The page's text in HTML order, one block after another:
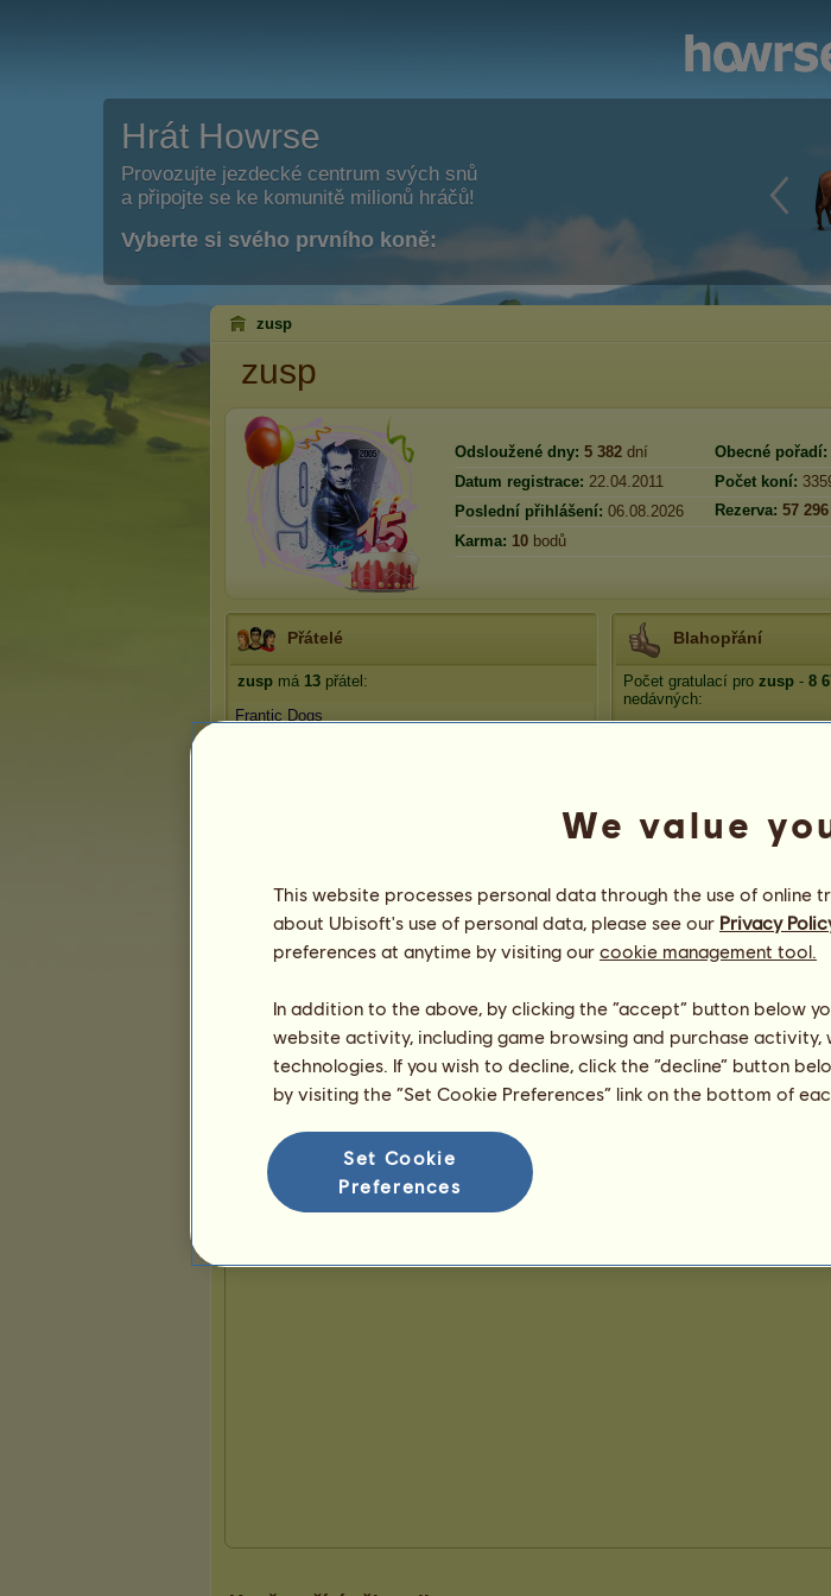
Hrát Howrse
Provozujte jezdecké centrum svých snů
a připojte se ke komunitě milionů hráčů!
Vyberte si svého prvního koně:
zusp
zusp
Odsloužené dny: 5 382 dní Obecné pořadí:
Datum registrace: 22.04.2011 Počet koní:
Poslední přihlášení: 06.08.2026 Rezerva: 57
Karma: 10 bodů
Přátelé
zusp má 13 přátel:
Frantic Dogs
Blahopřání
Počet gratulací pro zusp - 8
nedávných:
TCHOŘOVÁ
Trofeje
3 22 53 141
Prezentace
We value
This website processes personal data through the use of online
about Ubisoft's use of personal data, please see our Privacy
preferences at anytime by visiting our cookie management tool.
In addition to the above, by clicking the “accept” button below
website activity, including game browsing and purchase activity,
technologies. If you wish to decline, click the “decline” button
by visiting the “Set Cookie Preferences” link on the bottom of
Set Cookie
Preferences